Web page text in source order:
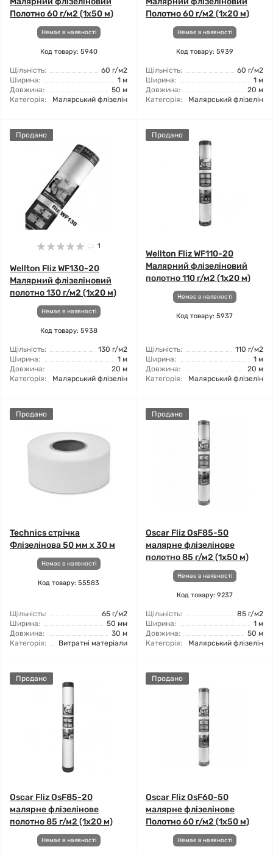
Полотно 60 г/м2 (1x50 м)
Немає в наявності
Код товару: 5940
Щільність:
60 г/м2
Ширина:
1 м
Довжина:
50 м
Категорія:
Малярський флізелін
Полотно 60 г/м2 (1x20 м)
Немає в наявності
Код товару: 5939
Щільність:
60 г/м2
Ширина:
1 м
Довжина:
20 м
Категорія:
Малярський флізелін
Продано
1
Wellton Fliz WF130-20
Малярний флізеліновий
полотно 130 г/м2 (1x20 м)
Немає в наявності
Код товару: 5938
Щільність:
130 г/м2
Ширина:
1 м
Довжина:
20 м
Категорія:
Малярський флізелін
Продано
Wellton Fliz WF110-20
Малярний флізеліновий
полотно 110 г/м2 (1x20 м)
Немає в наявності
Код товару: 5937
Щільність:
110 г/м2
Ширина:
1 м
Довжина:
20 м
Категорія:
Малярський флізелін
Продано
Technics стрічка
Флізелінова 50 мм х 30 м
Немає в наявності
Код товару: 55583
Щільність:
65 г/м2
Ширина:
50 мм
Довжина:
30 м
Категорія:
Витратні матеріали
Продано
Oscar Fliz OsF85-50
малярне флізелінове
полотно 85 г/м2 (1x50 м)
Немає в наявності
Код товару: 9237
Щільність:
85 г/м2
Ширина:
1 м
Довжина:
50 м
Категорія:
Малярський флізелін
Продано
Oscar Fliz OsF85-20
малярне флізелінове
полотно 85 г/м2 (1x20 м)
Немає в наявності
Продано
Oscar Fliz OsF60-50
малярне флізелінове
Полотно 60 г/м2 (1x50 м)
Немає в наявності